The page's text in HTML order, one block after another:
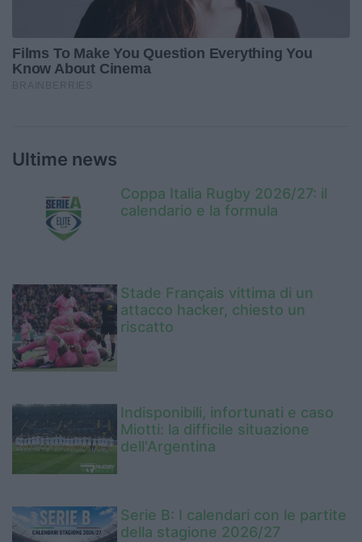
Ultime news
Coppa Italia Rugby 2026/27: il
calendario e la formula
Stade Français vittima di un
attacco hacker, chiesto un
riscatto
Indisponibili, infortunati e caso
Miotti: la difficile situazione
dell'Argentina
Serie B: I calendari con le partite
della stagione 2026/27